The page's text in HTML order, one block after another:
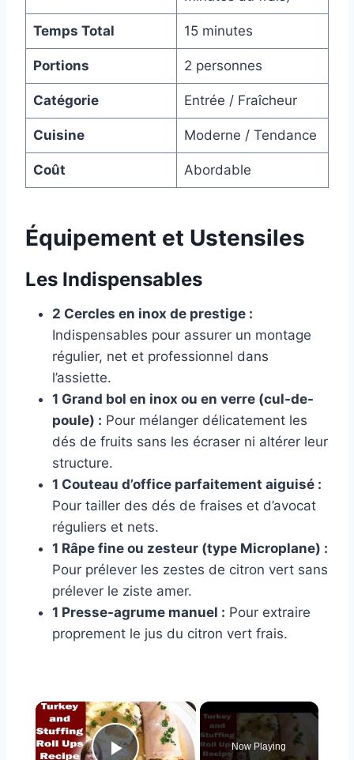
Temps Total 15 minutes
Portions 2 personnes
Catégorie Entrée / Fraîcheur
Cuisine Moderne / Tendance
Coût Abordable
Équipement et Ustensiles
Les Indispensables
2 Cercles en inox de prestige :
Indispensables pour assurer un montage
régulier, net et professionnel dans
l’assiette.
1 Grand bol en inox ou en verre (cul-de-
poule) : Pour mélanger délicatement les
dés de fruits sans les écraser ni altérer leur
structure.
1 Couteau d’office parfaitement aiguisé :
Pour tailler des dés de fraises et d’avocat
réguliers et nets.
1 Râpe fine ou zesteur (type Microplane) :
Pour prélever les zestes de citron vert sans
prélever le ziste amer.
1 Presse-agrume manuel : Pour extraire
proprement le jus du citron vert frais.
×
Now Playing